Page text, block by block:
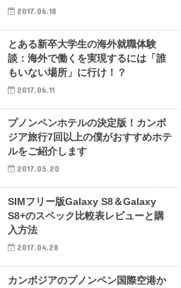
2017.06.18
とある新卒大学生の海外就職体験
談：海外で働くを実現するには「誰
もいない場所」に行け！？
2017.06.11
プノンペンホテルの決定版！カンボ
ジア旅行7回以上の僕がおすすめホテ
ルをご紹介します
2017.05.20
SIMフリー版Galaxy S8＆Galaxy
S8+のスペック比較表レビューと購
入方法
2017.04.28
カンボジアのプノンペン国際空港か